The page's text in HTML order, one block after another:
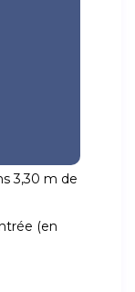
3,30 m de
(en